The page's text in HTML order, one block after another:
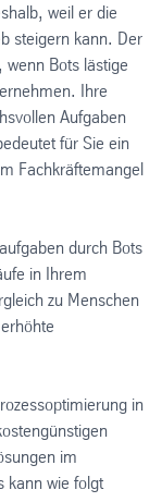
weil er die
steigern kann. Der
Bots lästige
Ihre
Aufgaben
für Sie ein
Fachkräftemangel
durch Bots
in Ihrem
zu Menschen
in
im
kann wie folgt